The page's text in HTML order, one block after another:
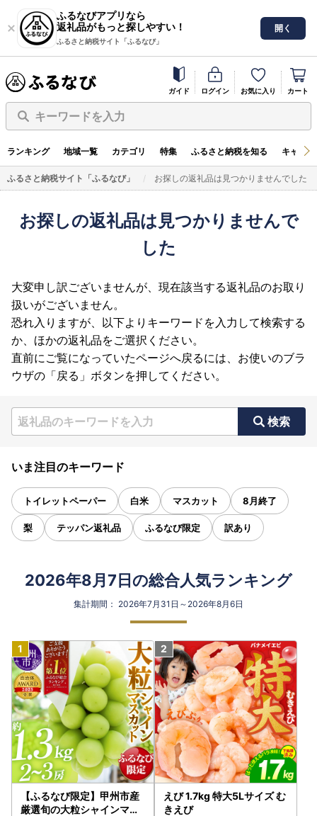
ふるなびアプリなら
返礼品がもっと探しやすい！
ふるさと納税サイト「ふるなび」
開く
ガイド ログイン お気に入り カート
キーワードを入力
ランキング 地域一覧 カテゴリ 特集 ふるさと納税を知る キャン
ふるさと納税サイト「ふるなび」 お探しの返礼品は見つかりませんでした
お探しの返礼品は見つかりませんで
した
大変申し訳ございませんが、現在該当する返礼品のお取り
扱いがございません。
恐れ入りますが、以下よりキーワードを入力して検索する
か、ほかの返礼品をご選択ください。
直前にご覧になっていたページへ戻るには、お使いのブラ
ウザの「戻る」ボタンを押してください。
検索
いま注目のキーワード
トイレットペーパー 白米 マスカット 8月終了
梨 テッパン返礼品 ふるなび限定 訳あり
2026年8月7日の総合人気ランキング
集計期間： 2026年7月31日～2026年8月6日
【ふるなび限定】甲州市産
厳選旬の大粒シャインマス
えび 1.7kg 特大5Lサイズ む
きえび